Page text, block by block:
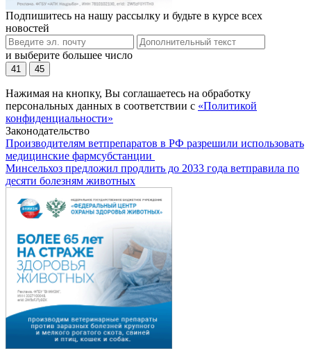
Подпишитесь на нашу рассылку и будьте в курсе всех
новостей
и выберите большее число
41 45
Нажимая на кнопку, Вы соглашаетесь на обработку
персональных данных в соответствии с «Политикой
конфиденциальности»
Законодательство
Производителям ветпрепаратов в РФ разрешили использовать
медицинские фармсубстанции
Минсельхоз предложил продлить до 2033 года ветправила по
десяти болезням животных